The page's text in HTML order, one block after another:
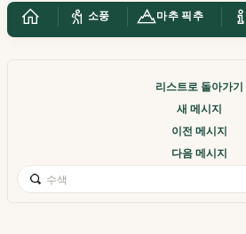
소풍 마추 픽추
리스트로 돌아가기
새 메시지
이전 메시지
다음 메시지